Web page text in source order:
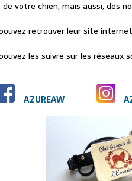
votre chien, mais aussi, des
retrouver leur site
les suivre sur les réseaux
AZUREAW